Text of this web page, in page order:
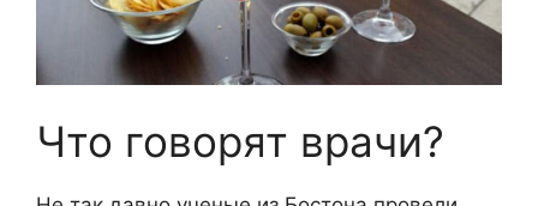
Что говорят врачи?